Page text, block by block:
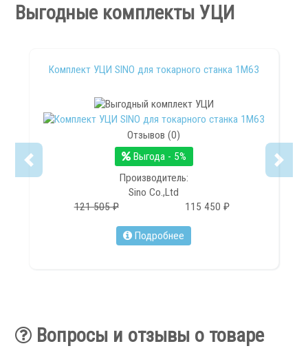
Тефлоновые ленты СОЖ
Фильтры, расходники и аксессуары
Ротационные соединения
Ротационные соединения для масла
Ротационные соединения для гидравлики
Выгодные комплекты УЦИ
Комплект УЦИ SINO для токарного станка 1М63
Отзывов (0)
Выгода - 5%
Производитель:
Sino Co.,Ltd
121 505 ₽
115 450 ₽
Подробнее
Вопросы и отзывы о товаре